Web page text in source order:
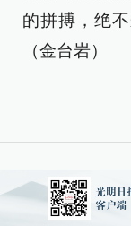
的拼搏，绝
（金台岩）